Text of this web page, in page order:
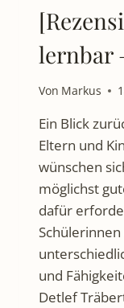
lernbar
Von Markus
Ein Blick
Eltern und
wünschen
möglichst
dafür
und
Detlef